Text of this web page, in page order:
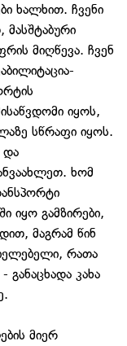
ხალხით. ჩვენი
მიღწევა. ჩვენ
იყოს,
სწრაფი იყოს.
და
ხომ
იყო გამზირები,
მაგრამ წინ
რათა
კახა
მიერ